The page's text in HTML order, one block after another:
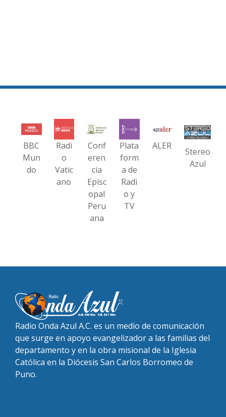
BBC
Mun
do
Radi
o
Vatic
ano
Conf
eren
cia
Episc
opal
Peru
ana
Plata
form
a de
Radi
o y
TV
ALER
Stereo
Azul
Radio Onda Azul A.C. es un medio de comunicación
que surge en apoyo evangelizador a las familias del
departamento y en la obra misional de la Iglesia
Católica en la Diócesis San Carlos Borromeo de
Puno.